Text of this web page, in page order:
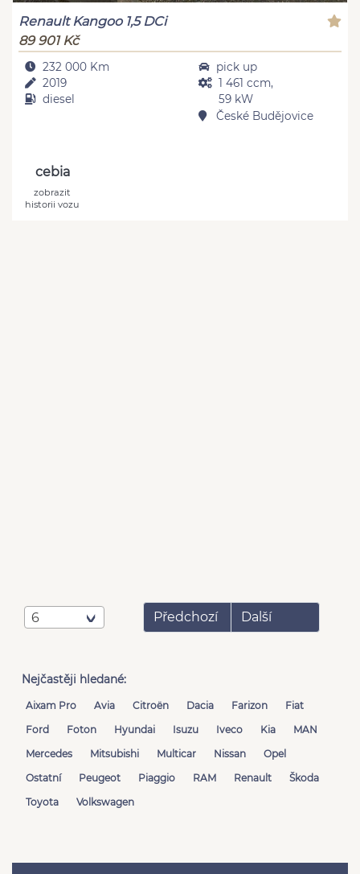
Renault Kangoo 1,5 DCi
89 901 Kč
232 000 Km
2019
diesel
pick up
1 461 ccm,
59 kW
České Budějovice
cebia
zobrazit
historii vozu
6 Předchozí Další
Nejčastěji hledané:
Aixam Pro Avia Citroën Dacia Farizon
Fiat
Ford
Foton Hyundai Isuzu Iveco Kia
MAN
Mercedes
Mitsubishi Multicar Nissan
Opel
Ostatní
Peugeot Piaggio RAM Renault
Škoda
Toyota
Volkswagen